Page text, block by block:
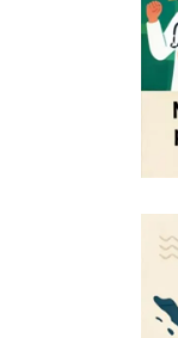
melakukan
risiko phising
sanksi hukum
Situs LK21 dan
solusi pengganti